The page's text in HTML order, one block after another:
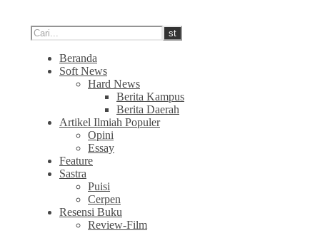
Beranda
Soft News
Hard News
Berita Kampus
Berita Daerah
Artikel Ilmiah Populer
Opini
Essay
Feature
Sastra
Puisi
Cerpen
Resensi Buku
Review-Film